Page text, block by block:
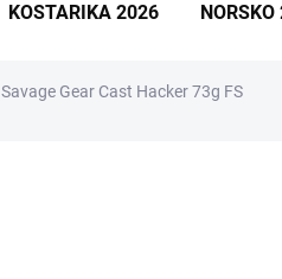
KOSTARIKA 2026
Savage Gear Cast Hacker 73g FS